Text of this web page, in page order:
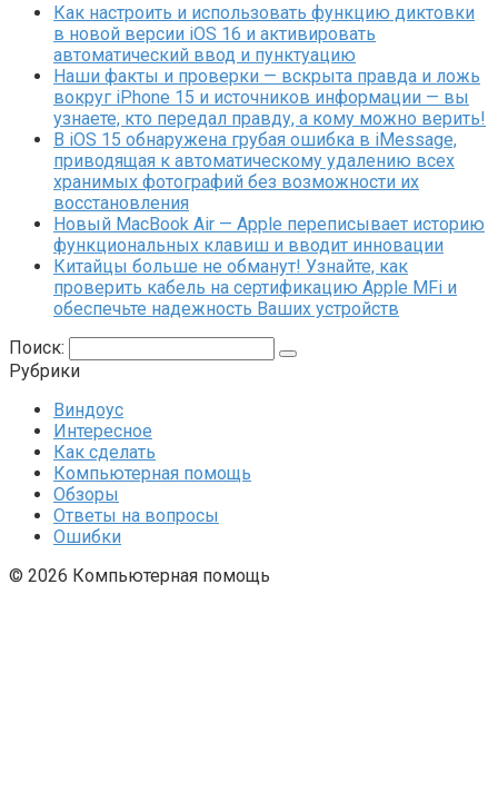
Как настроить и использовать функцию диктовки
в новой версии iOS 16 и активировать
автоматический ввод и пунктуацию
Наши факты и проверки — вскрыта правда и ложь
вокруг iPhone 15 и источников информации — вы
узнаете, кто передал правду, а кому можно верить!
В iOS 15 обнаружена грубая ошибка в iMessage,
приводящая к автоматическому удалению всех
хранимых фотографий без возможности их
восстановления
Новый MacBook Air — Apple переписывает историю
функциональных клавиш и вводит инновации
Китайцы больше не обманут! Узнайте, как
проверить кабель на сертификацию Apple MFi и
обеспечьте надежность Ваших устройств
Поиск:
Рубрики
Виндоус
Интересное
Как сделать
Компьютерная помощь
Обзоры
Ответы на вопросы
Ошибки
© 2026 Компьютерная помощь